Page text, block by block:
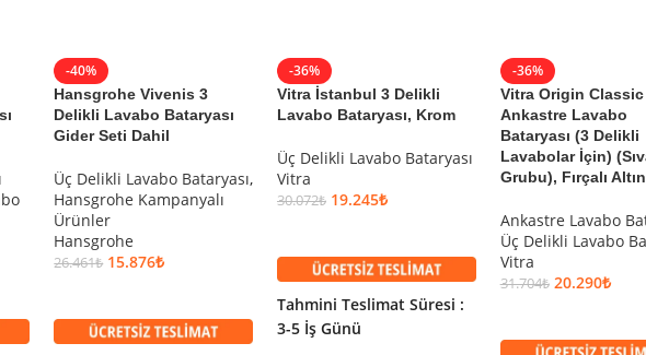
-40%
Hansgrohe Vivenis 3
Delikli Lavabo Bataryası
Gider Seti Dahil
Üç Delikli Lavabo Bataryası,
Hansgrohe Kampanyalı
Ürünler
Hansgrohe
26.461₺ 15.876₺
-36%
Vitra İstanbul 3 Delikli
Lavabo Bataryası, Krom
Üç Delikli Lavabo Bataryası
Vitra
30.072₺ 19.245₺
Tahmini Teslimat Süresi :
3-5 İş Günü
-36%
Vitra Origin Classic
Ankastre Lavabo
Bataryası (3 Delikli
Lavabolar İçin)
Grubu), Fırçalı Altın
Ankastre Lavabo
Üç Delikli Lavabo
Vitra
31.704₺ 20.290₺